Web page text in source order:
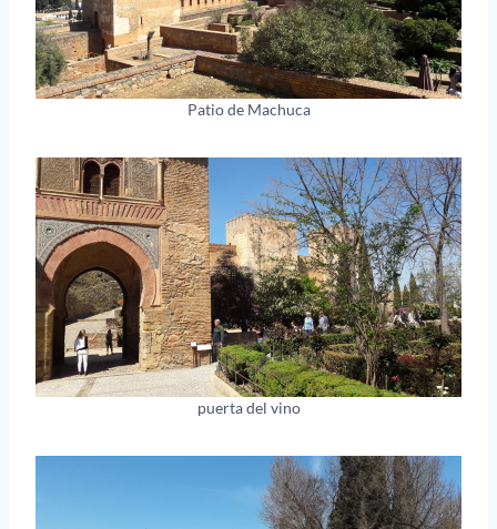
Patio de Machuca
puerta del vino